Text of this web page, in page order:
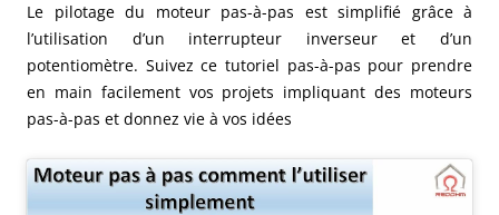
Le pilotage du moteur pas-à-pas est simplifié grâce à
l’utilisation d’un interrupteur inverseur et d’un
potentiomètre. Suivez ce tutoriel pas-à-pas pour prendre
en main facilement vos projets impliquant des moteurs
pas-à-pas et donnez vie à vos idées